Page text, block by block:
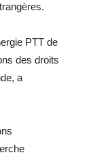
PTT de
des droits
a